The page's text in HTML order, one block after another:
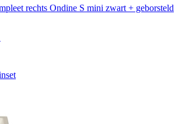
rechts Ondine S mini zwart + geborsteld